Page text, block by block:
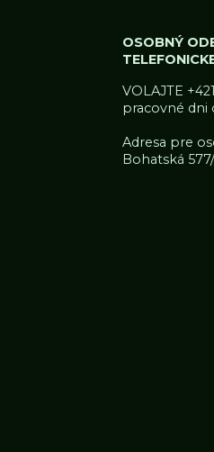
OSOBNÝ
VOLAJTE
pracovné dni
Adresa pre
Bohatská